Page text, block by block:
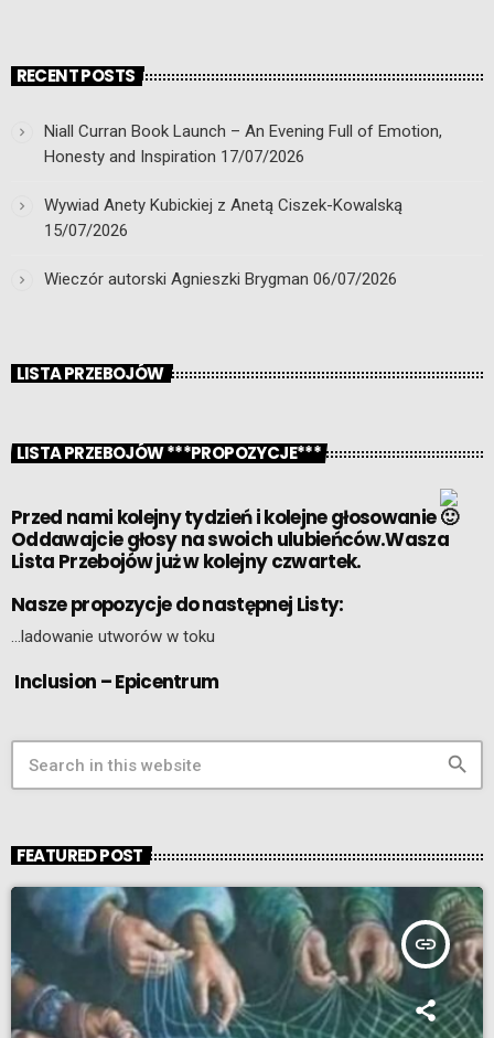
RECENT POSTS
Niall Curran Book Launch – An Evening Full of Emotion,
Honesty and Inspiration 17/07/2026
Wywiad Anety Kubickiej z Anetą Ciszek-Kowalską
15/07/2026
Wieczór autorski Agnieszki Brygman 06/07/2026
LISTA PRZEBOJÓW
LISTA PRZEBOJÓW ***PROPOZYCJE***
Przed nami kolejny tydzień i kolejne głosowanie
Oddawajcie głosy na swoich ulubieńców.Wasza
Lista Przebojów już w kolejny czwartek.
Nasze propozycje do następnej Listy:
…ladowanie utworów w toku
Inclusion – Epicentrum
search
FEATURED POST
insert_link